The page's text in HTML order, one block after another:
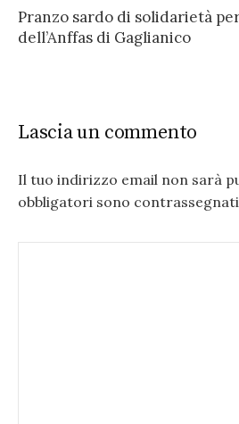
Pranzo sardo di solidarietà
dell’Anffas di Gaglianico
Lascia un commento
Il tuo indirizzo email non sarà
obbligatori sono contrassegnati